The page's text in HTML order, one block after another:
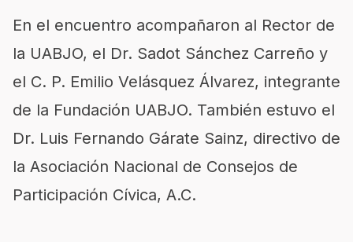
En el encuentro acompañaron al Rector de
la UABJO, el Dr. Sadot Sánchez Carreño y
el C. P. Emilio Velásquez Álvarez, integrante
de la Fundación UABJO. También estuvo el
Dr. Luis Fernando Gárate Sainz, directivo de
la Asociación Nacional de Consejos de
Participación Cívica, A.C.